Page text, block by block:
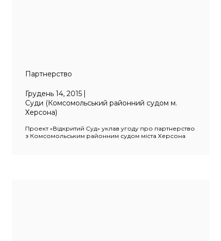
Партнерство
Грудень 14, 2015
Суди (Комсомольський районний судом м.
Херсона)
Проект «Відкритий Суд» уклав угоду про партнерство
з Комсомольським районним судом міста Херсона